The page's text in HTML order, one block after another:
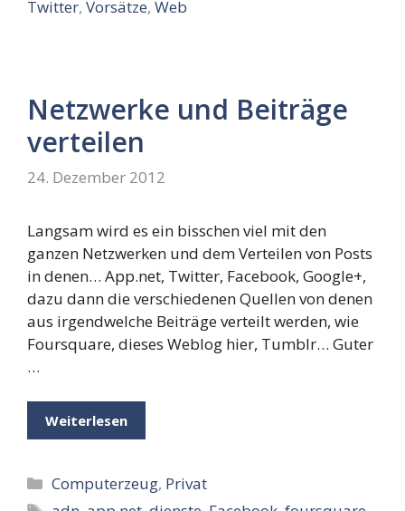
Twitter, Vorsätze, Web
Netzwerke und Beiträge
verteilen
24. Dezember 2012
Langsam wird es ein bisschen viel mit den
ganzen Netzwerken und dem Verteilen von Posts
in denen… App.net, Twitter, Facebook, Google+,
dazu dann die verschiedenen Quellen von denen
aus irgendwelche Beiträge verteilt werden, wie
Foursquare, dieses Weblog hier, Tumblr… Guter
…
Weiterlesen
Kategorien
Computerzeug, Privat